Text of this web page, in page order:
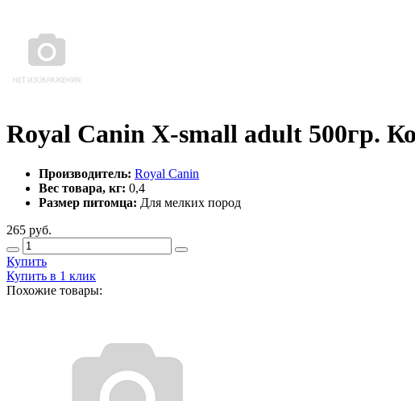
Royal Canin X-small adult 500гр.
Производитель: Royal Canin
Вес товара, кг: 0,4
Размер питомца: Для мелких пород
265 руб.
Купить
Купить в 1 клик
Похожие товары: